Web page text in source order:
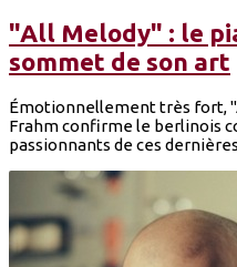
"All Melody" : le
sommet de son art
Émotionnellement très fort,
Frahm confirme le berlinois
passionnants de ces